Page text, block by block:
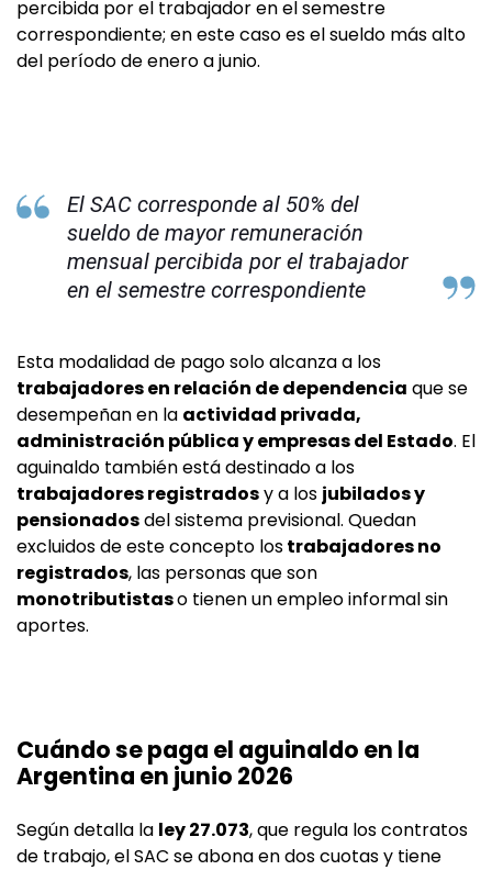
percibida por el trabajador en el semestre
correspondiente; en este caso es el sueldo más alto
del período de enero a junio.
El SAC corresponde al 50% del
sueldo de mayor remuneración
mensual percibida por el trabajador
en el semestre correspondiente
Esta modalidad de pago solo alcanza a los
trabajadores en relación de dependencia que se
desempeñan en la actividad privada,
administración pública y empresas del Estado. El
aguinaldo también está destinado a los
trabajadores registradosy a los jubilados y
pensionadosdel sistema previsional. Quedan
excluidos de este concepto lostrabajadores no
registrados, las personas que son
monotributistaso tienen un empleo informal sin
aportes.
Cuándo se paga el aguinaldo en la
Argentina en junio 2026
Según detalla la ley 27.073, que regula los contratos
de trabajo, el SAC se abona en dos cuotas y tiene